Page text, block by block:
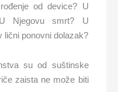
od device? U
Njegovu smrt? U
lični ponovni dolazak?
su od suštinske
zaista ne može biti